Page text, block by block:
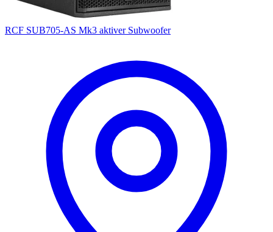
RCF SUB705-AS Mk3 aktiver Subwoofer